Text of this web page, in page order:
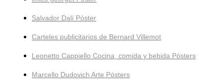
Salvador Dalí Póster
Carteles publicitarios de Bernard Villemot
Leonetto Cappiello Cocina, comida y bebida Pósters
Marcello Dudovich Arte Pósters